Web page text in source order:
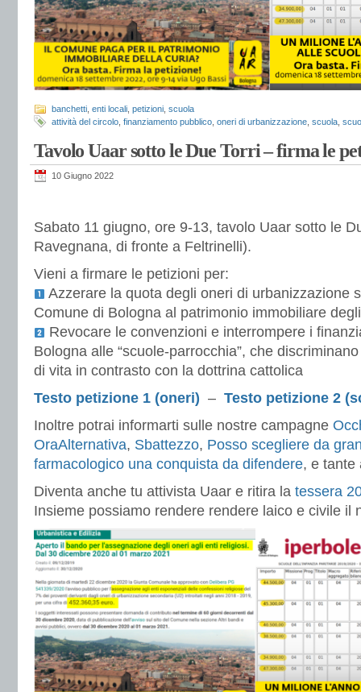
banchetti enti locali petizioni scuola
attività del circolo finanziamento pubblico oneri di urbanizzazione scuola
Tavolo Uaar sotto le Due Torri – firma le
10 Giugno 2022
Sabato 11 giugno, ore 9-13, tavolo Uaar sotto le
Ravegnana, di fronte a Feltrinelli).
Vieni a firmare le petizioni per:
Azzerare la quota degli oneri di urbanizzazione
Comune di Bologna al patrimonio immobiliare
Revocare le convenzioni e interrompere i
Bologna alle “scuole-parrocchia”, che
di vita in contrasto con la dottrina cattolica
Testo petizione 1 (oneri) – Testo petizione 2
Inoltre potrai informarti sulle nostre campagne
OraAlternativa, Sbattezzo, Posso scegliere da
farmacologico una conquista da difendere, e tante
Diventa anche tu attivista Uaar e ritira la tessera
Insieme possiamo rendere rendere laico e civile il